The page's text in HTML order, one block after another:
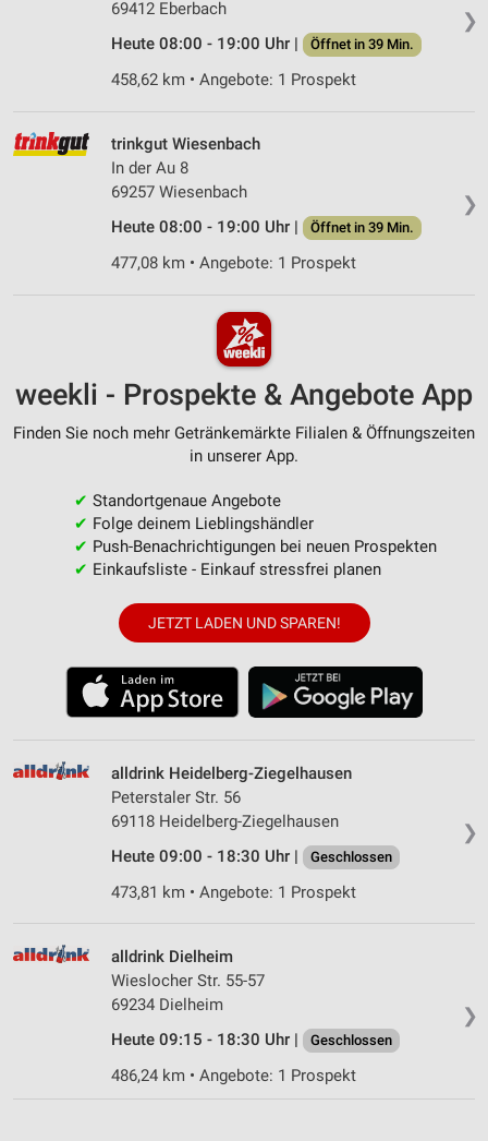
❯
69412 Eberbach
Heute 08:00 - 19:00 Uhr |
Öffnet in 39 Min.
458,62 km • Angebote: 1 Prospekt
❯
trinkgut Wiesenbach
In der Au 8
69257 Wiesenbach
Heute 08:00 - 19:00 Uhr |
Öffnet in 39 Min.
477,08 km • Angebote: 1 Prospekt
weekli - Prospekte & Angebote App
Finden Sie noch mehr Getränkemärkte Filialen & Öffnungszeiten
in unserer App.
✔ Standortgenaue Angebote
✔ Folge deinem Lieblingshändler
✔ Push-Benachrichtigungen bei neuen Prospekten
✔ Einkaufsliste - Einkauf stressfrei planen
JETZT LADEN UND SPAREN!
❯
alldrink Heidelberg-Ziegelhausen
Peterstaler Str. 56
69118 Heidelberg-Ziegelhausen
Heute 09:00 - 18:30 Uhr |
Geschlossen
473,81 km • Angebote: 1 Prospekt
❯
alldrink Dielheim
Wieslocher Str. 55-57
69234 Dielheim
Heute 09:15 - 18:30 Uhr |
Geschlossen
486,24 km • Angebote: 1 Prospekt